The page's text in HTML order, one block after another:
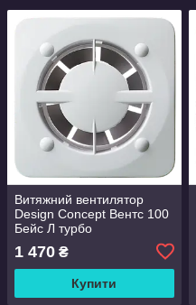
Витяжний вентилятор
Design Concept Вентс 100
Бейс Л турбо
1 470 ₴
Купити